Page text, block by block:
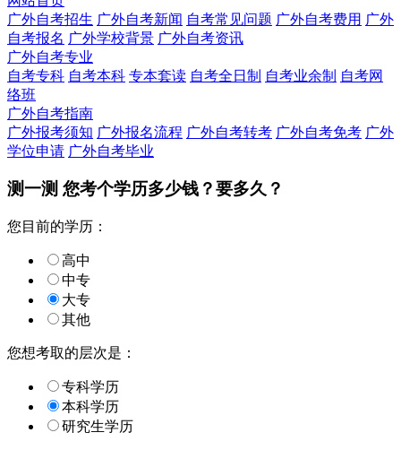
广外自考招生 广外自考新闻 自考常见问题 广外自考费用 广外
自考报名 广外学校背景 广外自考资讯
广外自考专业
自考专科 自考本科 专本套读 自考全日制 自考业余制 自考网
络班
广外自考指南
广外报考须知 广外报名流程 广外自考转考 广外自考免考 广外
学位申请 广外自考毕业
测一测 您考个学历多少钱？要多久？
您目前的学历：
高中
中专
大专
其他
您想考取的层次是：
专科学历
本科学历
研究生学历